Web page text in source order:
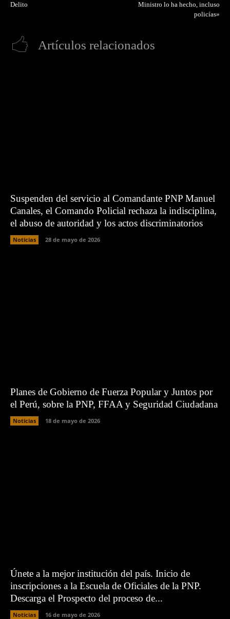
Delito
Ministro lo ha hecho, incluso
policías»
Artículos relacionados
Suspenden del servicio al Comandante PNP Manuel
Canales, el Comando Policial rechaza la indisciplina,
el abuso de autoridad y los actos discriminatorios
Noticias 28 de mayo de 2026
Planes de Gobierno de Fuerza Popular y Juntos por
el Perú, sobre la PNP, FFAA y Seguridad Ciudadana
Noticias 18 de mayo de 2026
Únete a la mejor institución del país. Inicio de
inscripciones a la Escuela de Oficiales de la PNP.
Descarga el Prospecto del proceso de...
Noticias 16 de mayo de 2026